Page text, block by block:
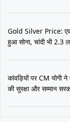
Gold Silver Price:
हुआ सोना, चांदी भी 2.3
कांवड़ियों पर CM योगी
की सुरक्षा और सम्मान